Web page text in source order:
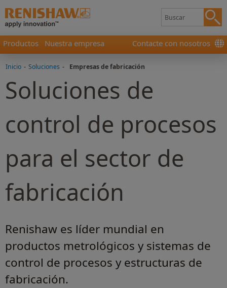
Productos Nuestra empresa Contacte con nosotros
Inicio - Soluciones - Empresas de fabricación
Soluciones de
control de procesos
para el sector de
fabricación
Renishaw es líder mundial en
productos metrológicos y sistemas de
control de procesos y estructuras de
fabricación.